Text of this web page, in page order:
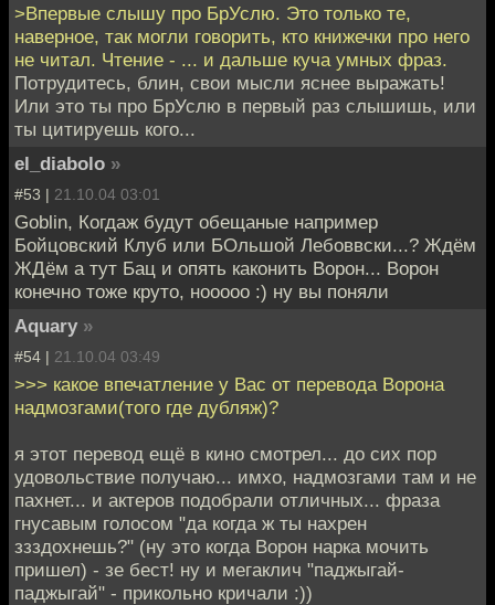
>Впервые слышу про БрУслю. Это только те,
наверное, так могли говорить, кто книжечки про него
не читал. Чтение - ... и дальше куча умных фраз.
Потрудитесь, блин, свои мысли яснее выражать!
Или это ты про БрУслю в первый раз слышишь, или
ты цитируешь кого...
el_diabolo »
#53 | 21.10.04 03:01
Goblin, Когдаж будут обещаные например
Бойцовский Клуб или БОльшой Лебоввски...? Ждём
ЖДём а тут Бац и опять каконить Ворон... Ворон
конечно тоже круто, нооооо :) ну вы поняли
Aquary »
#54 | 21.10.04 03:49
>>> какое впечатление у Вас от перевода Ворона
надмозгами(того где дубляж)?
я этот перевод ещё в кино смотрел... до сих пор
удовольствие получаю... имхо, надмозгами там и не
пахнет... и актеров подобрали отличных... фраза
гнусавым голосом "да когда ж ты нахрен
ззздохнешь?" (ну это когда Ворон нарка мочить
пришел) - зе бест! ну и мегаклич "паджыгай-
паджыгай" - прикольно кричали :))